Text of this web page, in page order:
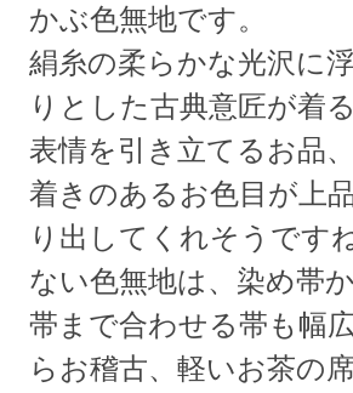
かぶ色無地です。
絹糸の柔らかな光沢に
りとした古典意匠が着
表情を引き立てるお品
着きのあるお色目が上
り出してくれそうです
ない色無地は、染め帯
帯まで合わせる帯も幅
らお稽古、軽いお茶の